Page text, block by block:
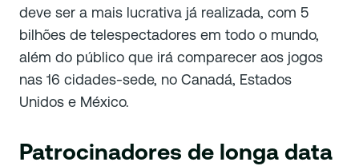
deve ser a mais lucrativa já realizada, com 5
bilhões de telespectadores em todo o mundo,
além do público que irá comparecer aos jogos
nas 16 cidades-sede, no Canadá, Estados
Unidos e México.
Patrocinadores de longa data